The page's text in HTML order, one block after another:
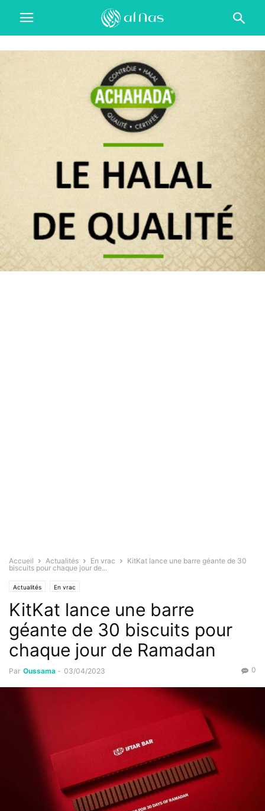
Accueil Actualités En vrac
KitKat lance une barre géante de 30
biscuits pour chaque jour de...
Actualités En vrac
KitKat lance une barre
géante de 30 biscuits pour
chaque jour de Ramadan
Par Oussama - 03/04/2023 0